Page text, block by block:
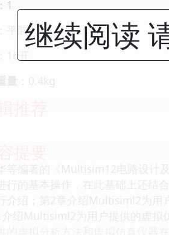
：1
：平装
：16开
继续阅读